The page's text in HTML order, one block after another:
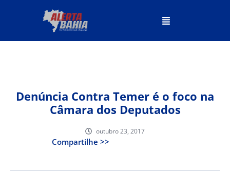
Denúncia Contra Temer é o foco na
Câmara dos Deputados
outubro 23, 2017
Compartilhe >>